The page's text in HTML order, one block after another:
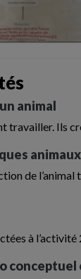
animal
travailler. Ils
animaux
de
à
conceptuel